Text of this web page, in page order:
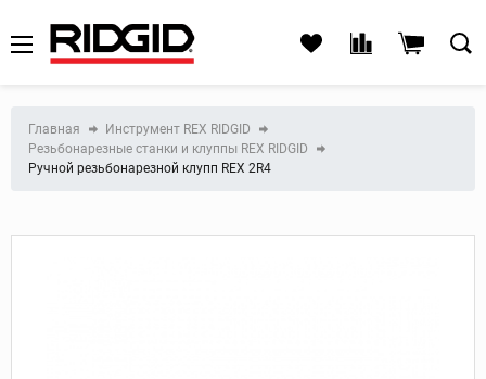
Главная
Инструмент REX RIDGID
Резьбонарезные станки и клуппы REX RIDGID
Ручной резьбонарезной клупп REX 2R4